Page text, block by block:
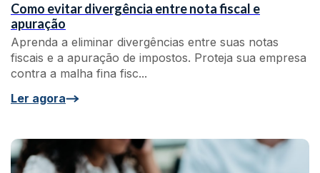
Como evitar divergência entre nota fiscal e
apuração
Aprenda a eliminar divergências entre suas notas
fiscais e a apuração de impostos. Proteja sua empresa
contra a malha fina fisc...
Ler agora